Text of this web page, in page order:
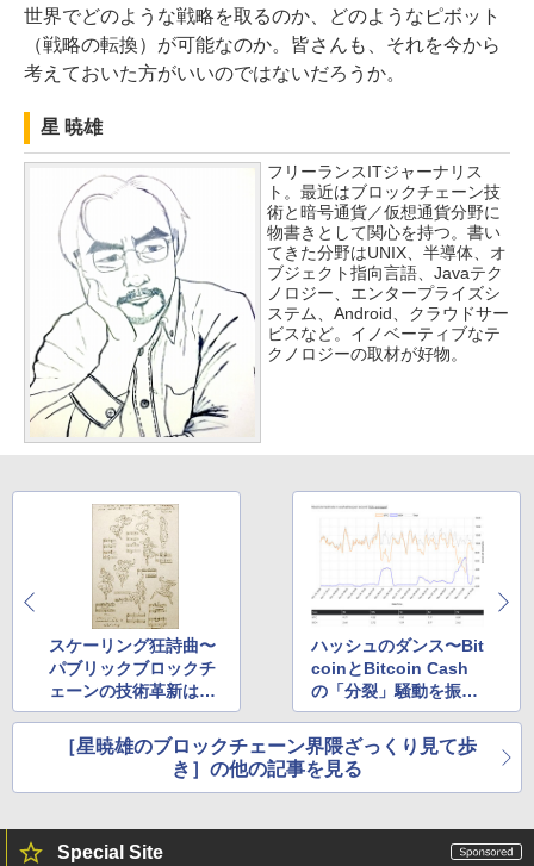
世界でどのような戦略を取るのか、どのようなピボット
（戦略の転換）が可能なのか。皆さんも、それを今から
考えておいた方がいいのではないだろうか。
星 暁雄
フリーランスITジャーナリス
ト。最近はブロックチェーン技
術と暗号通貨／仮想通貨分野に
物書きとして関心を持つ。書い
てきた分野はUNIX、半導体、オ
ブジェクト指向言語、Javaテク
ノロジー、エンタープライズシ
ステム、Android、クラウドサー
ビスなど。イノベーティブなテ
クノロジーの取材が好物。
スケーリング狂詩曲〜
パブリックブロックチ
ェーンの技術革新は創
造のムーブメントだ
ハッシュのダンス〜Bit
coinとBitcoin Cash
の「分裂」騒動を振り
返る
［星暁雄のブロックチェーン界隈ざっくり見て歩
き］の他の記事を見る
Special Site